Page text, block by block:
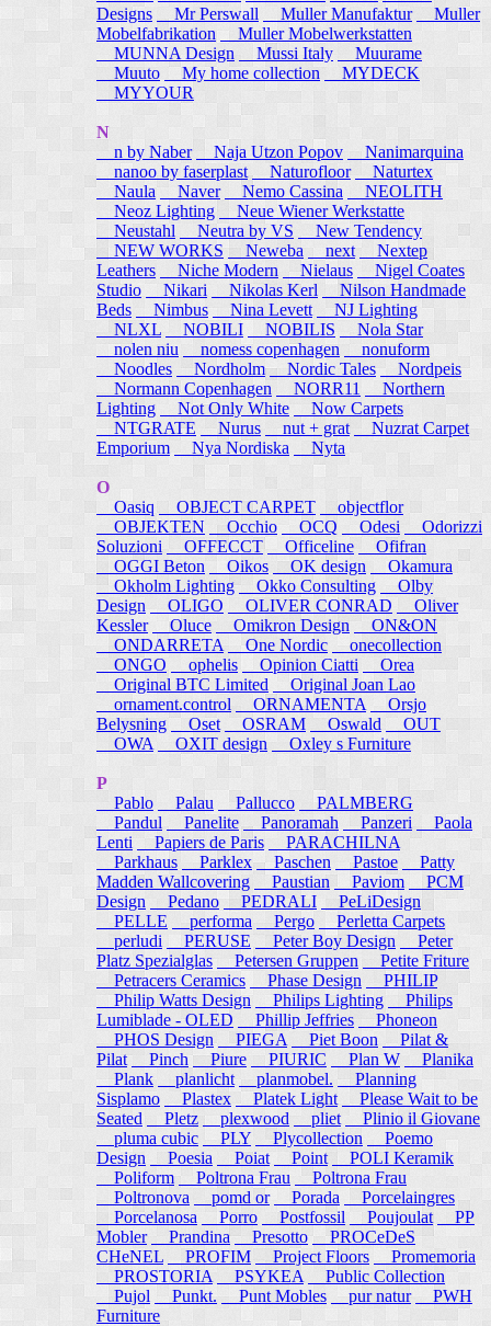
Designs
Mr Perswall Muller Manufaktur
Muller
Mobelfabrikation
Muller Mobelwerkstatten
MUNNA Design
Mussi Italy
Muurame
Muuto My home collection
MYDECK
MYYOUR
N
n by Naber
Naja Utzon Popov
Nanimarquina
nanoo by faserplast
Naturofloor
Naturtex
Naula
Naver Nemo Cassina
NEOLITH
Neoz Lighting
Neue Wiener Werkstatte
Neustahl
Neutra by VS
New Tendency
NEW WORKS
Neweba next
Nextep
Leathers
Niche Modern Nielaus
Nigel Coates
Studio
Nikari Nikolas Kerl
Nilson Handmade
Beds
Nimbus Nina Levett
NJ Lighting
NLXL
NOBILI NOBILIS
Nola Star
nolen niu
nomess copenhagen
nonuform
Noodles
Nordholm Nordic Tales
Nordpeis
Normann Copenhagen
NORR11
Northern
Lighting
Not Only White
Now Carpets
NTGRATE
Nurus nut + grat
Nuzrat Carpet
Emporium
Nya Nordiska Nyta
O
Oasiq
OBJECT CARPET
objectflor
OBJEKTEN
Occhio OCQ Odesi
Odorizzi
Soluzioni
OFFECCT Officeline
Ofifran
OGGI Beton
Oikos OK design
Okamura
Okholm Lighting
Okko Consulting
Olby
Design
OLIGO OLIVER CONRAD
Oliver
Kessler
Oluce Omikron Design
ON&ON
ONDARRETA
One Nordic
onecollection
ONGO
ophelis Opinion Ciatti
Orea
Original BTC Limited
Original Joan Lao
ornament.control
ORNAMENTA
Orsjo
Belysning
Oset OSRAM Oswald
OUT
OWA
OXIT design Oxley s Furniture
P
Pablo
Palau Pallucco
PALMBERG
Pandul
Panelite Panoramah Panzeri
Paola
Lenti
Papiers de Paris
PARACHILNA
Parkhaus
Parklex Paschen Pastoe
Patty
Madden Wallcovering
Paustian Paviom
PCM
Design
Pedano PEDRALI
PeLiDesign
PELLE
performa Pergo
Perletta Carpets
perludi
PERUSE Peter Boy Design
Peter
Platz Spezialglas
Petersen Gruppen
Petite Friture
Petracers Ceramics
Phase Design
PHILIP
Philip Watts Design
Philips Lighting
Philips
Lumiblade - OLED
Phillip Jeffries
Phoneon
PHOS Design
PIEGA Piet Boon
Pilat &
Pilat
Pinch Piure PIURIC Plan W
Planika
Plank
planlicht planmobel. Planning
Sisplamo
Plastex Platek Light
Please Wait to be
Seated
Pletz plexwood pliet
Plinio il Giovane
pluma cubic
PLY Plycollection
Poemo
Design
Poesia Poiat Point
POLI Keramik
Poliform
Poltrona Frau
Poltrona Frau
Poltronova
pomd or Porada
Porcelaingres
Porcelanosa
Porro Postfossil Poujoulat
PP
Mobler
Prandina Presotto
PROCeDeS
CHeNEL
PROFIM Project Floors
Promemoria
PROSTORIA
PSYKEA
Public Collection
Pujol
Punkt. Punt Mobles pur natur
PWH
Furniture